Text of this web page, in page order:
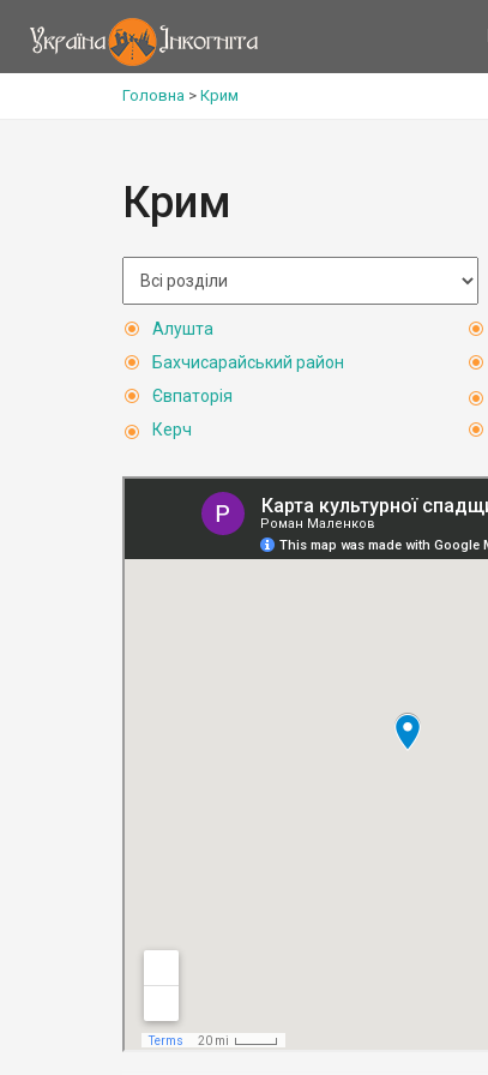
Головна > Крим
Крим
Алушта
Бахчисарайський район
Євпаторія
Керч